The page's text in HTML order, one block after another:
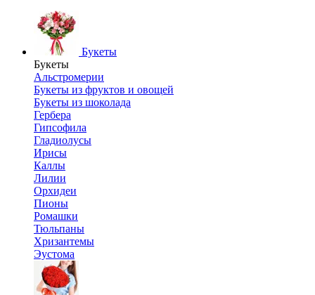
Букеты
Букеты
Альстромерии
Букеты из фруктов и овощей
Букеты из шоколада
Гербера
Гипсофила
Гладиолусы
Ирисы
Каллы
Лилии
Орхидеи
Пионы
Ромашки
Тюльпаны
Хризантемы
Эустома